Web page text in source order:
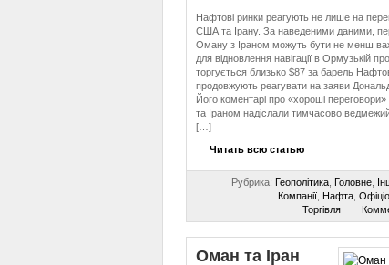
Нафтові ринки реагують не лише на
США та Ірану. За наведеними даними,
Оману з Іраном можуть бути не менш
для відновлення навігації в Ормузькій
торгується близько $87 за барель
продовжують реагувати на заяви
Його коментарі про «хороші
та Іраном надіслали тимчасово
[…]
Читать всю статью
Рубрика: Геополітика, Головне,
Компанії, Нафта,
Торгівля
Оман та Іран